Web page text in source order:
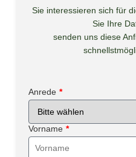
Sie interessieren sich für
Sie Ihre
senden uns diese
Anrede *
Vorname *